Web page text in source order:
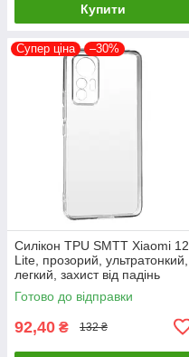
Купити
Супер ціна –30%
Силікон TPU SMTT Xiaomi 12
Lite, прозорий, ультратонкий,
легкий, захист від падінь
Готово до відправки
92,40 ₴ 132 ₴